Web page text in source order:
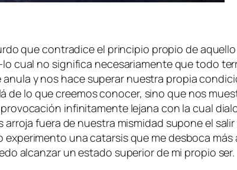
que con­tra­di­ce el prin­ci­pio pro­pio de
cual no sig­ni­fi­ca ne­ce­sa­ria­men­te que to­do
y nos ha­ce su­pe­rar nues­tra pro­pia
de lo que cree­mos co­no­cer, sino que nos
in­fi­ni­ta­men­te le­ja­na con la cual
fue­ra de nues­tra mis­mi­dad su­po­ne el
una ca­tar­sis que me des­bo­ca
al­can­zar un es­ta­do su­pe­rior de mi pro­pio ser.